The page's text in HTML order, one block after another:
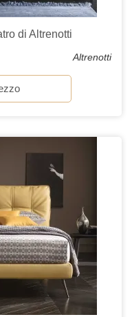
di Altrenotti
Altrenotti